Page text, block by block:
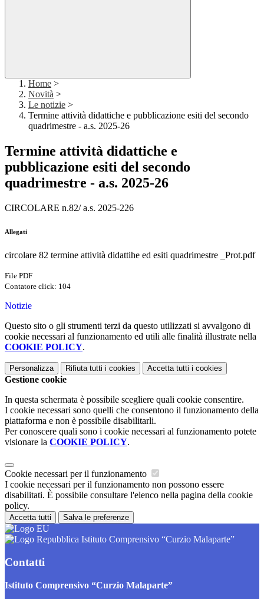
Home >
Novità >
Le notizie >
Termine attività didattiche e pubblicazione esiti del secondo
quadrimestre - a.s. 2025-26
Termine attività didattiche e
pubblicazione esiti del secondo
quadrimestre - a.s. 2025-26
CIRCOLARE n.82/ a.s. 2025-226
Allegati
circolare 82 termine attività didattihe ed esiti quadrimestre _Prot.pdf
File PDF
Contatore click: 104
Notizie
Questo sito o gli strumenti terzi da questo utilizzati si avvalgono di
cookie necessari al funzionamento ed utili alle finalità illustrate nella
COOKIE POLICY.
Personalizza Rifiuta tutti i cookies Accetta tutti i cookies
Gestione cookie
In questa schermata è possibile scegliere quali cookie consentire.
I cookie necessari sono quelli che consentono il funzionamento della
piattaforma e non è possibile disabilitarli.
Per conoscere quali sono i cookie necessari al funzionamento potete
visionare la COOKIE POLICY.
Cookie necessari per il funzionamento
I cookie necessari per il funzionamento non possono essere
disabilitati. È possibile consultare l'elenco nella pagina della cookie
policy.
Accetta tutti Salva le preferenze
Istituto Comprensivo “Curzio Malaparte”
Contatti
Istituto Comprensivo “Curzio Malaparte”